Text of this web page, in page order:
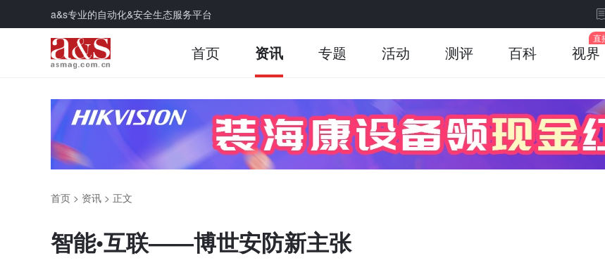
a&s专业的自动化&安全生态服务平台
首页 资讯 专题 活动 测评 百科 视界
首页 > 资讯 > 正文
智能•互联——博世安防新主张